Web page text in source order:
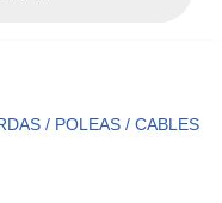
/ POLEAS / CABLES